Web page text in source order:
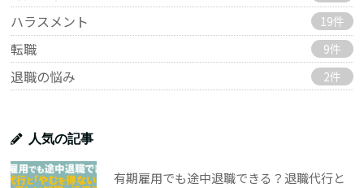
ハラスメント 19件
転職 9件
退職の悩み 2件
人気の記事
有期雇用でも途中退職できる？退職代行と